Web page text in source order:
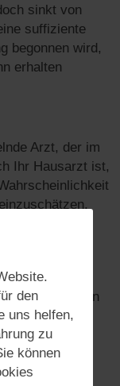
sinkt von
suffiziente
begonnen wird,
erhalten
Arzt, der im
Ihr Hausarzt ist,
abhängig von
ist
den
uns helfen,
zu
können